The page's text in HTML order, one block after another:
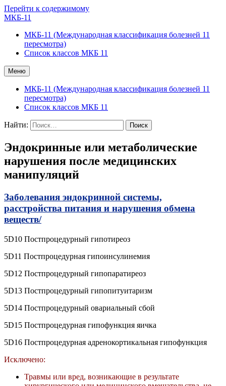
Перейти к содержимому
МКБ-11
МКБ-11 (Международная классификация болезней 11
пересмотра)
Список классов МКБ 11
Меню
МКБ-11 (Международная классификация болезней 11
пересмотра)
Список классов МКБ 11
Найти:
Эндокринные или метаболические
нарушения после медицинских
манипуляций
Заболевания эндокринной системы,
расстройства питания и нарушения обмена
веществ/
5D10 Постпроцедурный гипотиреоз
5D11 Постпроцедурная гипоинсулинемия
5D12 Постпроцедурный гипопаратиреоз
5D13 Постпроцедурный гипопитуитаризм
5D14 Постпроцедурный овариальный сбой
5D15 Постпроцедурная гипофункция яичка
5D16 Постпроцедурная адренокортикальная гипофункция
Исключено:
Травмы или вред, возникающие в результате